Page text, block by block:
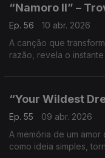
“Namoro II” –
Ep. 56
10 abr. 2026
A canção que
razão, revela o
“Your Wildest
Ep. 55
09 abr. 2026
A memória de um
como ideia simples,